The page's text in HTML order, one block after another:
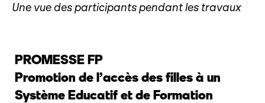
Une vue des participants pendant les travaux
PROMESSE FP
Promotion de l’accès des filles à un
Système Educatif et de Formation